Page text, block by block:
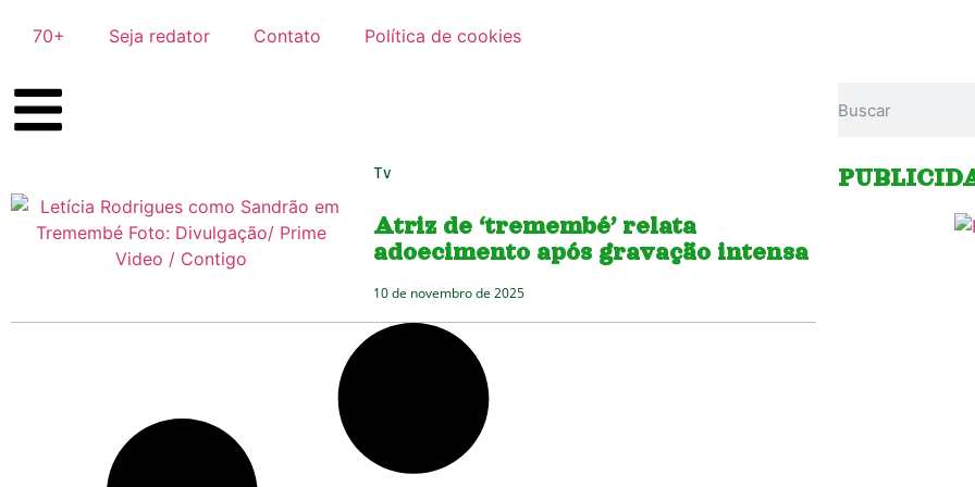
70+ Seja redator Contato Política de cookies
Tv
Atriz de ‘tremembé’ relata
adoecimento após gravação intensa
10 de novembro de 2025